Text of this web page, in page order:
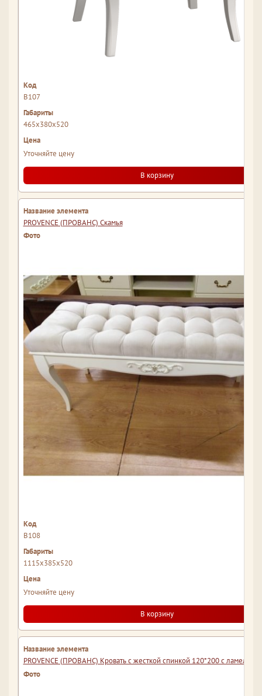
В107
465x380x520
Уточняйте цену
В корзину
PROVENCE (ПРОВАНС) Скамья
В108
1115x385x520
Уточняйте цену
В корзину
PROVENCE (ПРОВАНС) Кровать с жесткой спинкой 120*200 с ламелями